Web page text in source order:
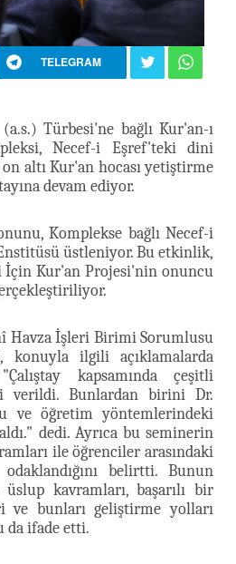
TELEGRAM
Türbesi'ne bağlı Kur'an-ı
Necef-i Eşref'teki dini
altı Kur'an hocası yetiştirme
devam ediyor.
Komplekse bağlı Necef-i
üstleniyor. Bu etkinlik,
Kur'an Projesi'nin onuncu
Havza İşleri Birimi Sorumlusu
konuyla ilgili açıklamalarda
kapsamında çeşitli
verildi. Bunlardan birini Dr.
ve öğretim yöntemlerindeki
dedi. Ayrıca bu seminerin
ile öğrenciler arasındaki
belirtti. Bunun
kavramları, başarılı bir
ve bunları geliştirme yolları
da ifade etti.